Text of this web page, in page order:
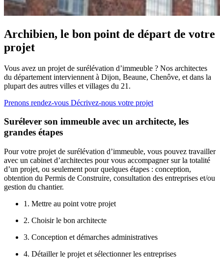
Archibien, le bon point de départ de votre
projet
Vous avez un projet de surélévation d’immeuble ? Nos architectes
du département interviennent à Dijon, Beaune, Chenôve, et dans la
plupart des autres villes et villages du 21.
Prenons rendez-vous Décrivez-nous votre projet
Surélever son immeuble avec un architecte, les
grandes étapes
Pour votre projet de surélévation d’immeuble, vous pouvez travailler
avec un cabinet d’architectes pour vous accompagner sur la totalité
d’un projet, ou seulement pour quelques étapes : conception,
obtention du Permis de Construire, consultation des entreprises et/ou
gestion du chantier.
1. Mettre au point votre projet
2. Choisir le bon architecte
3. Conception et démarches administratives
4. Détailler le projet et sélectionner les entreprises